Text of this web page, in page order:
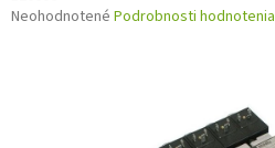
Priemerné
Neohodnotené Podrobnosti hodnotenia